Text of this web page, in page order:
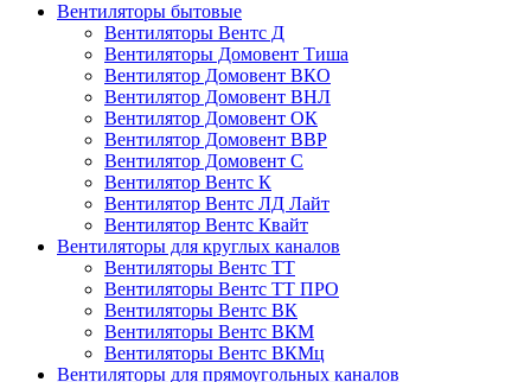
Вентиляторы бытовые
Вентиляторы Вентс Д
Вентиляторы Домовент Тиша
Вентилятор Домовент ВКО
Вентилятор Домовент ВНЛ
Вентилятор Домовент ОК
Вентилятор Домовент ВВР
Вентилятор Домовент С
Вентилятор Вентс К
Вентилятор Вентс ЛД Лайт
Вентилятор Вентс Квайт
Вентиляторы для круглых каналов
Вентиляторы Вентс ТТ
Вентиляторы Вентс ТТ ПРО
Вентиляторы Вентс ВК
Вентиляторы Вентс ВКМ
Вентиляторы Вентс ВКМц
Вентиляторы для прямоугольных каналов